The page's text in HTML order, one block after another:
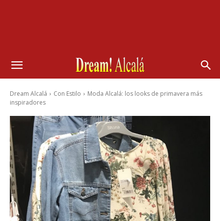
Dream Alcalá Con Estilo
Moda Alcalá: los looks de primavera más
inspiradores